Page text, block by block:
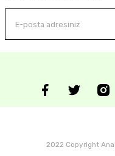
2022 Copyright